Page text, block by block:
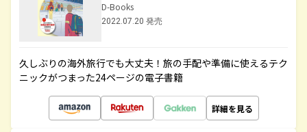
D-Books
2022.07.20 発売
久しぶりの海外旅行でも大丈夫！旅の手配や準備に使えるテク
ニックがつまった24ページの電子書籍
詳細を見る